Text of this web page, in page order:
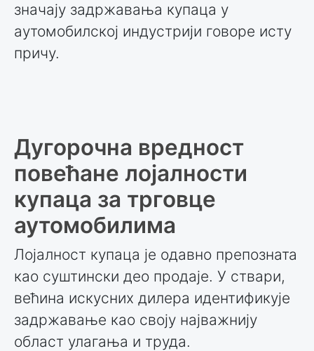
значају задржавања купаца у
аутомобилској индустрији говоре исту
причу.
Дугорочна вредност
повећане лојалности
купаца за трговце
аутомобилима
Лојалност купаца је одавно препозната
као суштински део продаје. У ствари,
већина искусних дилера идентификује
задржавање као своју најважнију
област улагања и труда.